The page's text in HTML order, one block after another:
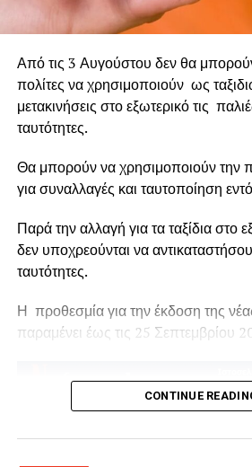
βιώσει τραγωδίες πρωτοφανούς
άφησαν βαθιά τραύματα στην
δράση, οι εικόνες της καταστροφής
επαναλαμβάνονται, κάθε καλοκαίρι,
Από τις 3 Αυγούστου δεν θα
πολίτες να χρησιμοποιούν ως
μετακινήσεις στο εξωτερικό τις
ταυτότητες.
Θα μπορούν να χρησιμοποιούν την
για συναλλαγές και ταυτοποίηση
Παρά την αλλαγή για τα ταξίδια στο
δεν υποχρεούνται να
ταυτότητες.
Η προθεσμία για την έκδοση της
παραμένει έως τις 25 Σεπτεμβρίου
CONTINUE